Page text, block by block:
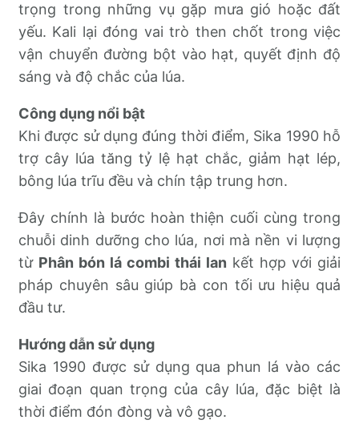
trọng trong những vụ gặp mưa gió hoặc đất
yếu. Kali lại đóng vai trò then chốt trong việc
vận chuyển đường bột vào hạt, quyết định độ
sáng và độ chắc của lúa.
Công dụng nổi bật
Khi được sử dụng đúng thời điểm, Sika 1990 hỗ
trợ cây lúa tăng tỷ lệ hạt chắc, giảm hạt lép,
bông lúa trĩu đều và chín tập trung hơn.
Đây chính là bước hoàn thiện cuối cùng trong
chuỗi dinh dưỡng cho lúa, nơi mà nền vi lượng
từ Phân bón lá combi thái lan kết hợp với giải
pháp chuyên sâu giúp bà con tối ưu hiệu quả
đầu tư.
Hướng dẫn sử dụng
Sika 1990 được sử dụng qua phun lá vào các
giai đoạn quan trọng của cây lúa, đặc biệt là
thời điểm đón đòng và vô gạo.